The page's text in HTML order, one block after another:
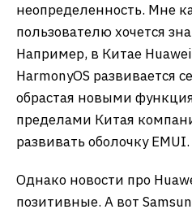
неопределенность. Мне
пользователю хочется
Например, в Китае
HarmonyOS
обрастая новыми
пределами Китая
развивать оболочку EMUI.
Однако новости про
позитивные. А вот